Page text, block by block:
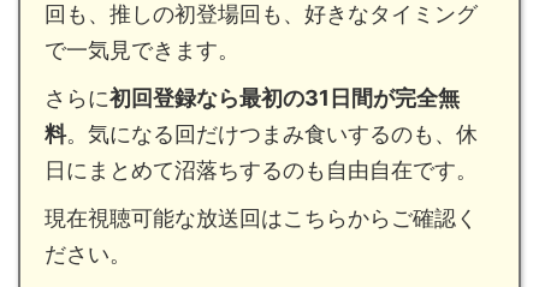
回も、推しの初登場回も、好きなタイミング
で一気見できます。
さらに初回登録なら最初の31日間が完全無
料。気になる回だけつまみ食いするのも、休
日にまとめて沼落ちするのも自由自在です。
現在視聴可能な放送回はこちらからご確認く
ださい。